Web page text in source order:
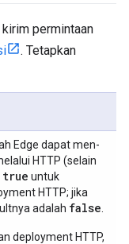
permintaan
. Tetapkan
Edge dapat men-
HTTP (selain
true untuk
HTTP; jika
adalah false
deployment HTTP,